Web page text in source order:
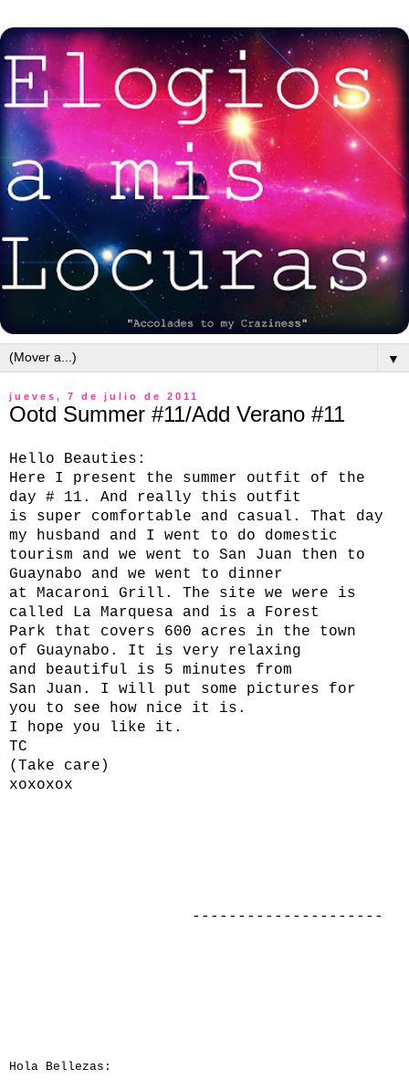
▼
jueves, 7 de julio de 2011
Ootd Summer #11/Add Verano #11
Hello Beauties :
Here
I present the summer outfit
of the
day
# 11. And really this outfit
is
super comfortable and casual.
That day
my
husband and I went to do
domestic
tourism
and we went to San Juan
then to
Guaynabo
and we went to
dinner
at
Macaroni Grill. The site we were is
called La
Marquesa and is a
Forest
Park
that covers 600 acres in the
town
of
Guaynabo. It is very
relaxing
and
beautiful is 5
minutes from
San
Juan. I will put
some pictures for
you
to see how nice it
is.
I hope
you like it.
TC
( Take care )
xoxoxox
---------------------
Hola Bellezas: